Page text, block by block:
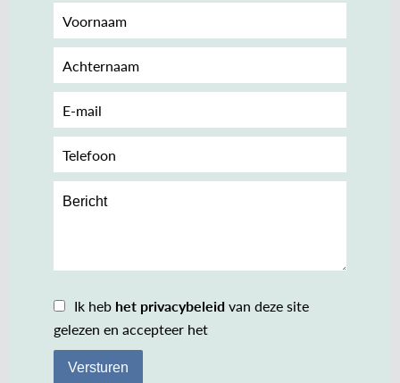
Ik heb het privacybeleidvan deze site
gelezen en accepteer het
Versturen